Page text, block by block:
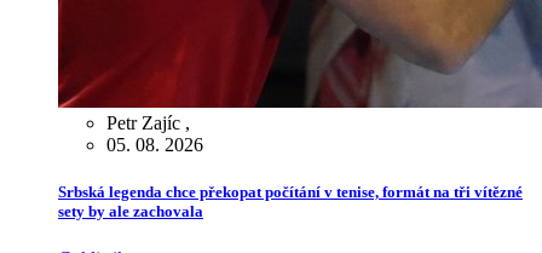
Petr Zajíc ,
05. 08. 2026
Srbská legenda chce překopat počítání v tenise, formát na tři vítězné
sety by ale zachovala